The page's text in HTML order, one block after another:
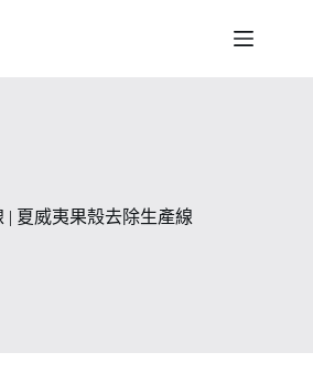
| 夏威夷果殼去除生產線